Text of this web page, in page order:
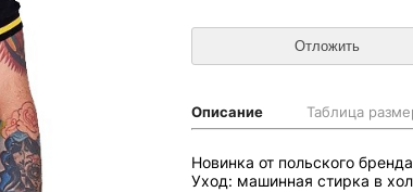
Описание Таблица
Новинка от польского
Уход: машинная стирка в